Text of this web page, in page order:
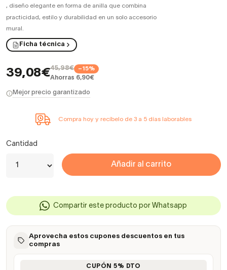
, diseño elegante en forma de anilla que combina
practicidad, estilo y durabilidad en un solo accesorio
mural.
Ficha técnica
39,08€45,98€ −15%
Ahorras 6,90€
Mejor precio garantizado
Compra hoy y recíbelo de 3 a 5 días laborables
Cantidad
Añadir al carrito
Compartir este producto por Whatsapp
Aprovecha estos cupones descuentos en tus
compras
CUPÓN 5% DTO